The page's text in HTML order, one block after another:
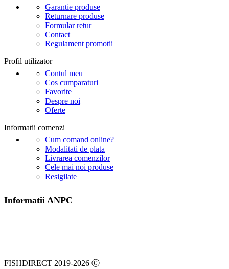
Garantie produse
Returnare produse
Formular retur
Contact
Regulament promotii
Profil utilizator
Contul meu
Cos cumparaturi
Favorite
Despre noi
Oferte
Informatii comenzi
Cum comand online?
Modalitati de plata
Livrarea comenzilor
Cele mai noi produse
Resigilate
Informatii ANPC
FISHDIRECT 2019-2026 Ⓒ